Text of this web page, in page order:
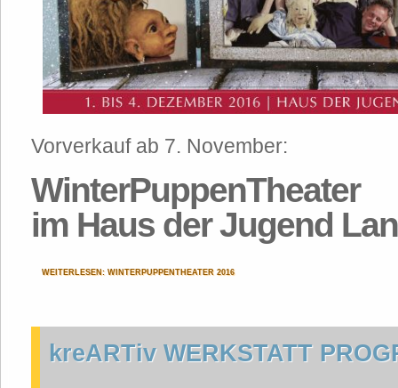
Vorverkauf ab 7. November:
WinterPuppenTheater
im Haus der Jugend
WEITERLESEN: WINTERPUPPENTHEATER 2016
kreARTiv WERKSTATT